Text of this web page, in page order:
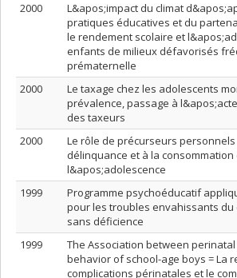
2000
L&apos;impact du climat
pratiques éducatives et du
le rendement scolaire et
enfants de milieux défavorisés
prématernelle
2000
Le taxage chez les adolescents
prévalence, passage à
des taxeurs
2000
Le rôle de précurseurs
délinquance et à la
l&apos;adolescence
1999
Programme psychoéducatif
pour les troubles envahissants
sans déficience
1999
The Association between
behavior of school-age boys = La
complications périnatales et le